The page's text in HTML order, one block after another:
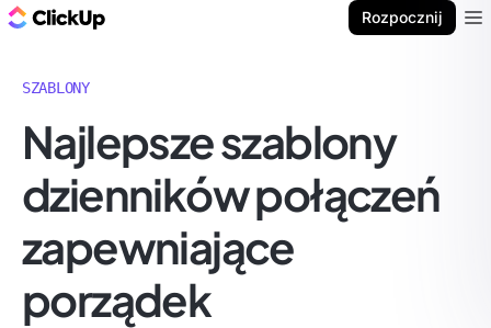
Rozpocznij
SZABLONY
Najlepsze szablony
dzienników połączeń
zapewniające
porządek